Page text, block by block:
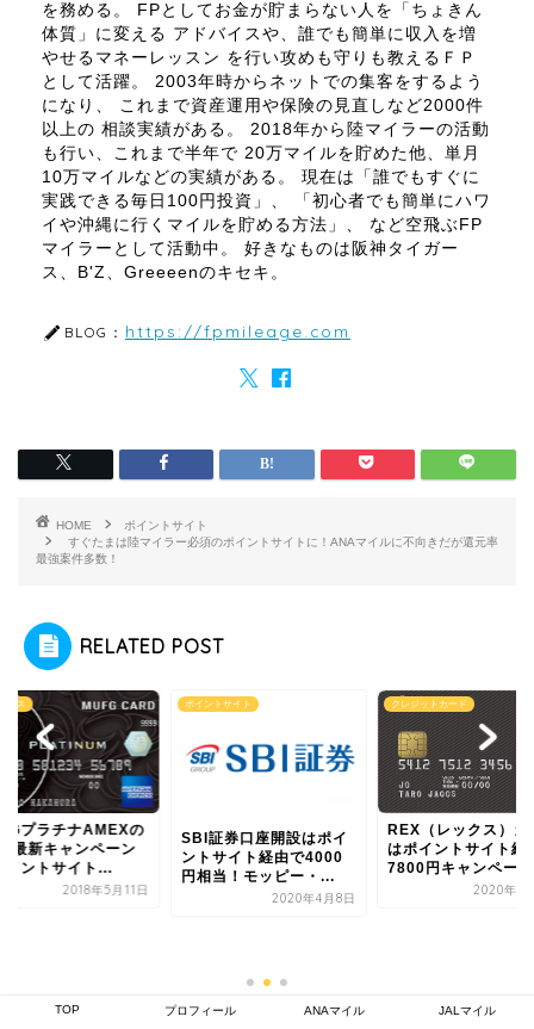
を務める。 FPとしてお金が貯まらない人を「ちょきん
体質」に変える アドバイスや、誰でも簡単に収入を増
やせるマネーレッスン を行い攻めも守りも教えるＦＰ
として活躍。 2003年時からネットでの集客をするよう
になり、 これまで資産運用や保険の見直しなど2000件
以上の 相談実績がある。 2018年から陸マイラーの活動
も行い、これまで半年で 20万マイルを貯めた他、単月
10万マイルなどの実績がある。 現在は「誰でもすぐに
実践できる毎日100円投資」、 「初心者でも簡単にハワ
イや沖縄に行くマイルを貯める方法」、 など空飛ぶFP
マイラーとして活動中。 好きなものは阪神タイガー
ス、B'Z、Greeeenのキセキ。
BLOG： https://fpmileage.com
HOME
ポイントサイト
すぐたまは陸マイラー必須のポイントサイトに！ANAマイルに不向きだが還元率
最強案件多数！
RELATED POST
クス
プラチナAMEXの
最新キャンペーン
イントサイト...
2018年5月11日
ポイントサイト
SBI証券口座開設はポイ
ントサイト経由で4000
円相当！モッピー・...
2020年4月8日
クレジットカード
REX（レックス）カ
はポイントサイト経
7800円キャンペー...
2020年4
TOP プロフィール ANAマイル JALマイル